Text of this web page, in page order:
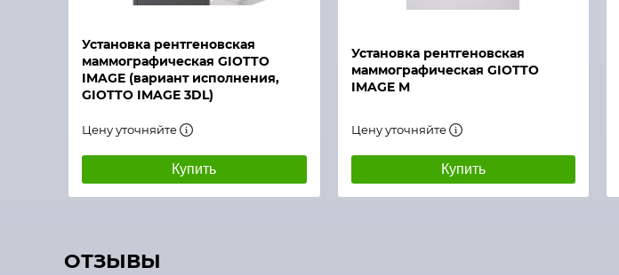
Установка рентгеновская
маммографическая GIOTTO
IMAGE (вариант исполнения,
GIOTTO IMAGE 3DL)
Цену уточняйте
Купить
Быстрый просмотр
Установка рентгеновская
маммографическая GIOTTO
IMAGE M
Цену уточняйте
Купить
ОТЗЫВЫ